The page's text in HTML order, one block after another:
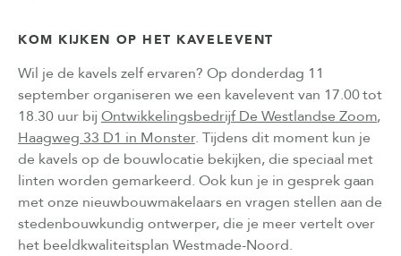
KOM KIJKEN OP HET KAVELEVENT
Wil je de kavels zelf ervaren? Op donderdag 11
september organiseren we een kavelevent van 17.00 tot
18.30 uur bij Ontwikkelingsbedrijf De Westlandse Zoom,
Haagweg 33 D1 in Monster. Tijdens dit moment kun je
de kavels op de bouwlocatie bekijken, die speciaal met
linten worden gemarkeerd. Ook kun je in gesprek gaan
met onze nieuwbouwmakelaars en vragen stellen aan de
stedenbouwkundig ontwerper, die je meer vertelt over
het beeldkwaliteitsplan Westmade-Noord.